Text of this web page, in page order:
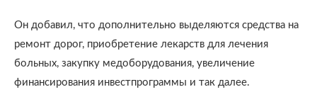
Он добавил, что дополнительно выделяются средства на
ремонт дорог, приобретение лекарств для лечения
больных, закупку медоборудования, увеличение
финансирования инвестпрограммы и так далее.